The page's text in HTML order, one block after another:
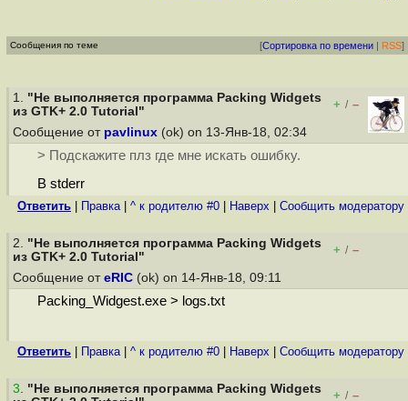
Сообщения по теме [Сортировка по времени | RSS]
1. "Не выполняется программа Packing Widgets
из GTK+ 2.0 Tutorial"
+ / –
Сообщение от pavlinux (ok) on 13-Янв-18, 02:34
> Подскажите плз где мне искать ошибку.
В stderr
Ответить Правка| ^ к родителю #0 Наверх Cообщить модератору
2. "Не выполняется программа Packing Widgets
из GTK+ 2.0 Tutorial"
+ / –
Сообщение от eRIC (ok) on 14-Янв-18, 09:11
Packing_Widgest.exe > logs.txt
Ответить Правка| ^ к родителю #0 Наверх Cообщить модератору
3. "Не выполняется программа Packing Widgets
+ / –